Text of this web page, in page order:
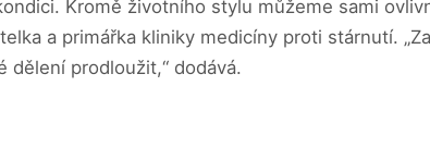
Kromě životního stylu můžeme sami
a primářka kliniky medicíny proti stárnutí.
dělení prodloužit,“ dodává.